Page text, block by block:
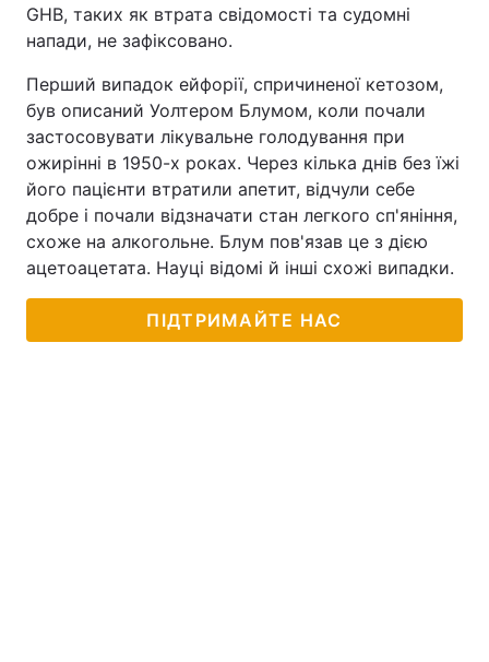
GHB, таких як втрата свідомості та судомні
напади, не зафіксовано.
Перший випадок ейфорії, спричиненої кетозом,
був описаний Уолтером Блумом, коли почали
застосовувати лікувальне голодування при
ожирінні в 1950-х роках. Через кілька днів без їжі
його пацієнти втратили апетит, відчули себе
добре і почали відзначати стан легкого сп'яніння,
схоже на алкогольне. Блум пов'язав це з дією
ацетоацетата. Науці відомі й інші схожі випадки.
ПІДТРИМАЙТЕ НАС